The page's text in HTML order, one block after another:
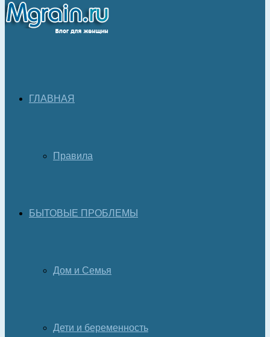
ГЛАВНАЯ
Правила
БЫТОВЫЕ ПРОБЛЕМЫ
Дом и Семья
Дети и беременность